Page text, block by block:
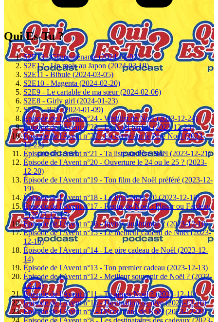
Qui Es-Tu ?
S2E13 - Gênée-gênante (2024-04-02)
S2E12 - Un mois au Japon (2024-03-19)
S2E11 - Bibule (2024-03-05)
S2E10 - Magenta (2024-02-20)
S2E9 - Le cartable de ma sœur (2024-02-06)
S2E8 - Girly girl (2024-01-23)
S2E7 - B2F (2024-01-09)
Épisode de l'Avent n°24 - Wishlist de Noël (2023-12-24)
Épisode de l'Avent n°23 - Le Noël parfait (2023-12-23)
Épisode de l'Avent n°22 - La vérité sur le Père Noël (2023-
12-22)
Épisode de l'Avent n°21 - Ta liste au Père Noël (2023-12-21)
Épisode de l'Avent n°20 - Ouverture le 24 ou le 25 ? (2023-
12-20)
Épisode de l'Avent n°19 - Ton film de Noël préféré (2023-12-
19)
Épisode de l'Avent n°18 - Le Père Noël 2.0 (2023-12-18)
Épisode de l'Avent n°17 - Repas de Noël : Plaisir ou Fardeau
? (2023-12-17)
Épisode de l'Avent n°16 - Invités ou Intimité ? (2023-12-16)
Épisode de l'Avent n°15 - Le meilleur cadeau de Noël (2023-
12-15)
Épisode de l'Avent n°14 - Le pire cadeau de Noël (2023-12-
14)
Épisode de l'Avent n°13 - Ton premier cadeau (2023-12-13)
Épisode de l'Avent n°12 - Meilleur souvenir de Noël ? (2023-
12-12)
Épisode de l'Avent n°11 - Tu aimes Noël ? (2023-12-11)
Épisode de l'Avent n°10 - Destination de rêve (2023-12-10)
Épisode de l'Avent n°9 - Décorations de Noël (2023-12-09)
Épisode de l'Avent n°8 - Les destinataires des cadeaux (2023-